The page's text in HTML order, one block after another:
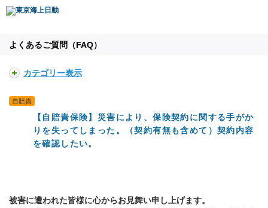
よくあるご質問（FAQ）
カテゴリー表示
自賠責
【自賠責保険】災害により、保険契約に関する手がか
りを失ってしまった。（契約有無も含めて）契約内容
を確認したい。
被害に遭われた皆様に心からお見舞い申し上げます。